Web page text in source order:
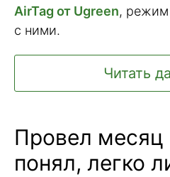
AirTag от Ugreen, режим
с ними.
Читать
Провел месяц
понял, легко